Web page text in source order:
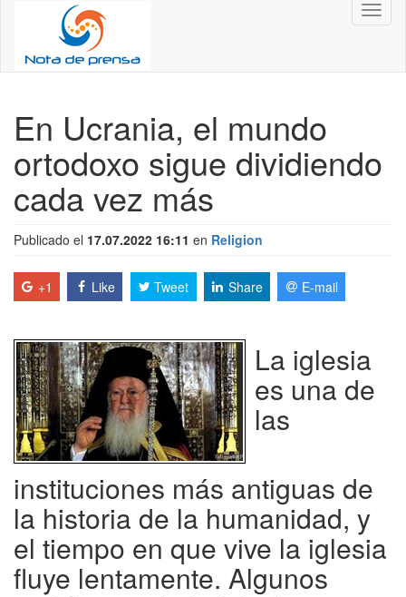
En Ucrania, el mundo
ortodoxo sigue dividiendo
cada vez más
Publicado el 17.07.2022 16:11 en Religion
+1 Like Tweet Share E-mail
La iglesia
es una de
las
instituciones más antiguas de
la historia de la humanidad, y
el tiempo en que vive la iglesia
fluye lentamente. Algunos